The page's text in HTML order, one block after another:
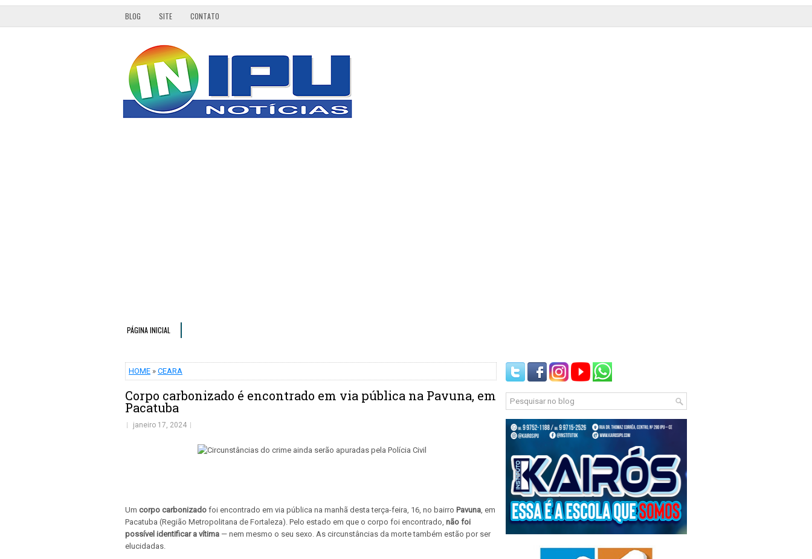
BLOG SITE CONTATO
PÁGINA INICIAL
HOME » CEARA
Corpo carbonizado é encontrado em via pública na Pavuna, em
Pacatuba
janeiro 17, 2024
Um corpo carbonizado foi encontrado em via pública na manhã desta terça-feira, 16, no bairro Pavuna, em
Pacatuba (Região Metropolitana de Fortaleza). Pelo estado em que o corpo foi encontrado, não foi
possível identificar a vítima — nem mesmo o seu sexo. As circunstâncias da morte também estão por ser
elucidadas.